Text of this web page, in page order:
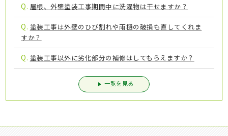
Q. 屋根、外壁塗装工事期間中に洗濯物は干せますか？
Q. 塗装工事は外壁のひび割れや雨樋の破損も直してくれま
すか？
Q. 塗装工事以外に劣化部分の補修はしてもらえますか？
一覧を見る